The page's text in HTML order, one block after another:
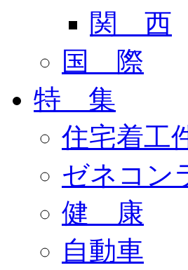
関 西
国 際
特 集
住宅着工
ゼネコン
健 康
自動車